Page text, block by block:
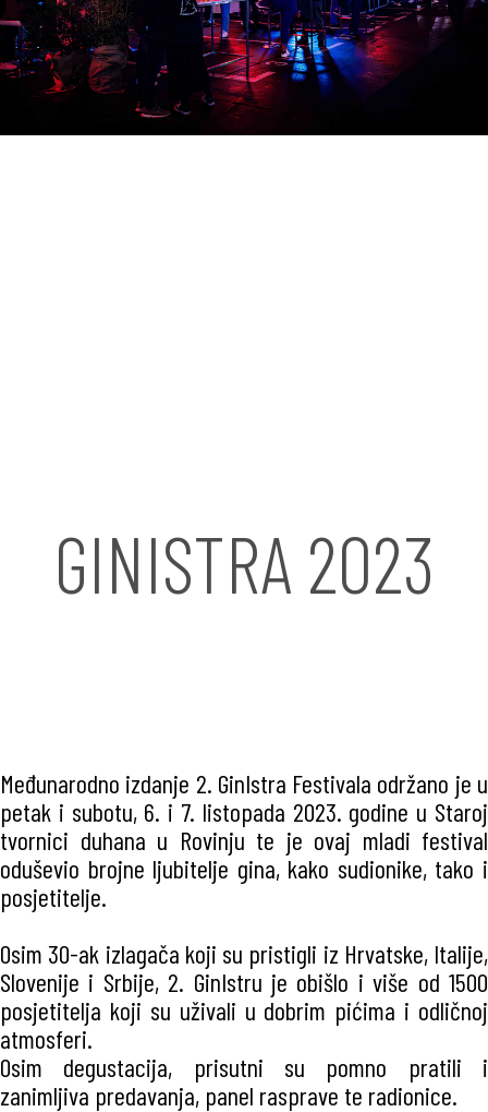
GINISTRA 2023
Međunarodno izdanje 2. GinIstra Festivala održano je u
petak i subotu, 6. i 7. listopada 2023. godine u Staroj
tvornici duhana u Rovinju te je ovaj mladi festival
oduševio brojne ljubitelje gina, kako sudionike, tako i
posjetitelje.
Osim 30-ak izlagača koji su pristigli iz Hrvatske, Italije,
Slovenije i Srbije, 2. GinIstru je obišlo i više od 1500
posjetitelja koji su uživali u dobrim pićima i odličnoj
atmosferi.
Osim degustacija, prisutni su pomno pratili i
zanimljiva predavanja, panel rasprave te radionice.